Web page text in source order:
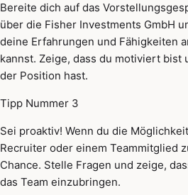
Bereite dich auf das
über die Fisher Investments GmbH
deine Erfahrungen und Fähigkeiten
kannst. Zeige, dass du motiviert bist
der Position hast.
Tipp Nummer 3
Sei proaktiv! Wenn du die
Recruiter oder einem Teammitglied
Chance. Stelle Fragen und zeige,
das Team einzubringen.